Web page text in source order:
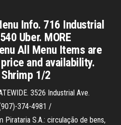
Info. 716 Industrial
Uber. MORE
All Menu Items are
and availability.
1/2
3526 Industrial Ave.
374-4981 /
Pirataria S.A.: circulação de bens,